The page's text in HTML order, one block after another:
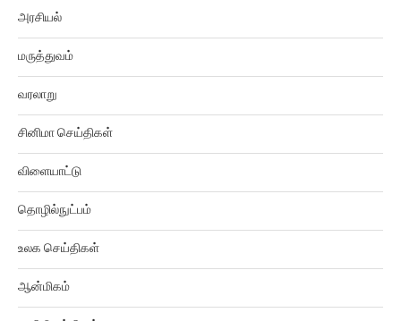
மருத்துவம்
வரலாறு
சினிமா செய்திகள்
விளையாட்டு
தொழில்நுட்பம்
உலக செய்திகள்
ஆன்மிகம்
துளி செய்திகள்